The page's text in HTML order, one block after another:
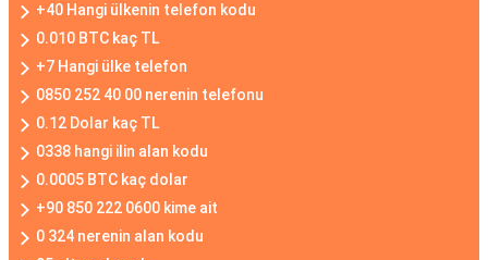
+40 Hangi ülkenin telefon kodu
0.010 BTC kaç TL
+7 Hangi ülke telefon
0850 252 40 00 nerenin telefonu
0.12 Dolar kaç TL
0338 hangi ilin alan kodu
0.0005 BTC kaç dolar
+90 850 222 0600 kime ait
0 324 nerenin alan kodu